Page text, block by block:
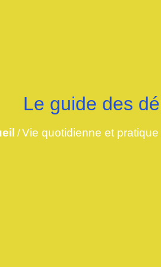
Le guide des
/Vie quotidienne et pratique